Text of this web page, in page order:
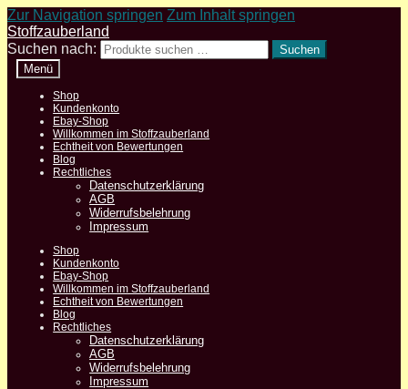
Zur Navigation springen Zum Inhalt springen
Stoffzauberland
Suchen nach:
Suchen
Menü
Shop
Kundenkonto
Ebay-Shop
Willkommen im Stoffzauberland
Echtheit von Bewertungen
Blog
Rechtliches
Datenschutzerklärung
AGB
Widerrufsbelehrung
Impressum
Shop
Kundenkonto
Ebay-Shop
Willkommen im Stoffzauberland
Echtheit von Bewertungen
Blog
Rechtliches
Datenschutzerklärung
AGB
Widerrufsbelehrung
Impressum